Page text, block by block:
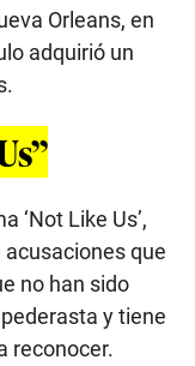
Orleans, en
adquirió un
‘Not Like Us’,
que
no han sido
y tiene
reconocer.